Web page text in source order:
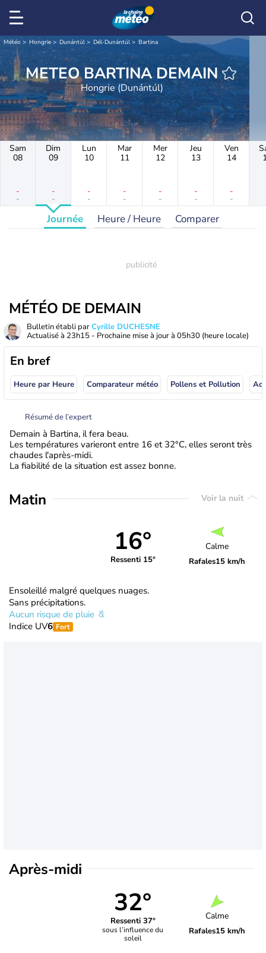
Météo Hongrie Dunántúl Dél-Dunántúl Bartina
METEO BARTINA DEMAIN
Hongrie (Dunántúl)
Sam
08
-
-
Dim
09
-
-
Lun
10
-
-
Mar
11
-
-
Mer
12
-
-
Jeu
13
-
-
Ven
14
-
-
Journée Heure / Heure Comparer
MÉTÉO DE DEMAIN
Bulletin établi parCyrille DUCHESNE
Actualisé à 23h15 - Prochaine mise à jour à 05h30 (heure locale)
En bref
Heure par Heure Comparateur météo Pollens et Pollution
Résumé de l’expert
Demain à Bartina, il fera beau.
Les températures varieront entre 16 et 32°C, elles seront très
chaudes l'après-midi.
La fiabilité de la situation est assez bonne.
Matin Voir la nuit
16°
Ressenti 15°
Calme
Rafales15 km/h
Ensoleillé malgré quelques nuages.
Sans précipitations.
Aucun risque de pluie
Indice UV6 Fort
Après-midi
32°
Ressenti 37°
sous l’influence du
soleil
Calme
Rafales15 km/h